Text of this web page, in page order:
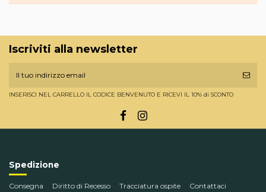
Iscriviti alla newsletter
INSERISCI NEL CARRELLO IL CODICE BENVENUTO E RICEVI IL 10% di SCONTO
Spedizione
Consegna Diritto di Recesso Tracciatura ospite Contattaci